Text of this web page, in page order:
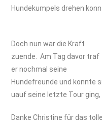
Hundekumpels drehen
Doch nun war die Kraft
zuende. Am Tag davor traf
er nochmal seine
Hundefreunde und konnte
uauf seine letzte Tour ging,
Danke Christine für das